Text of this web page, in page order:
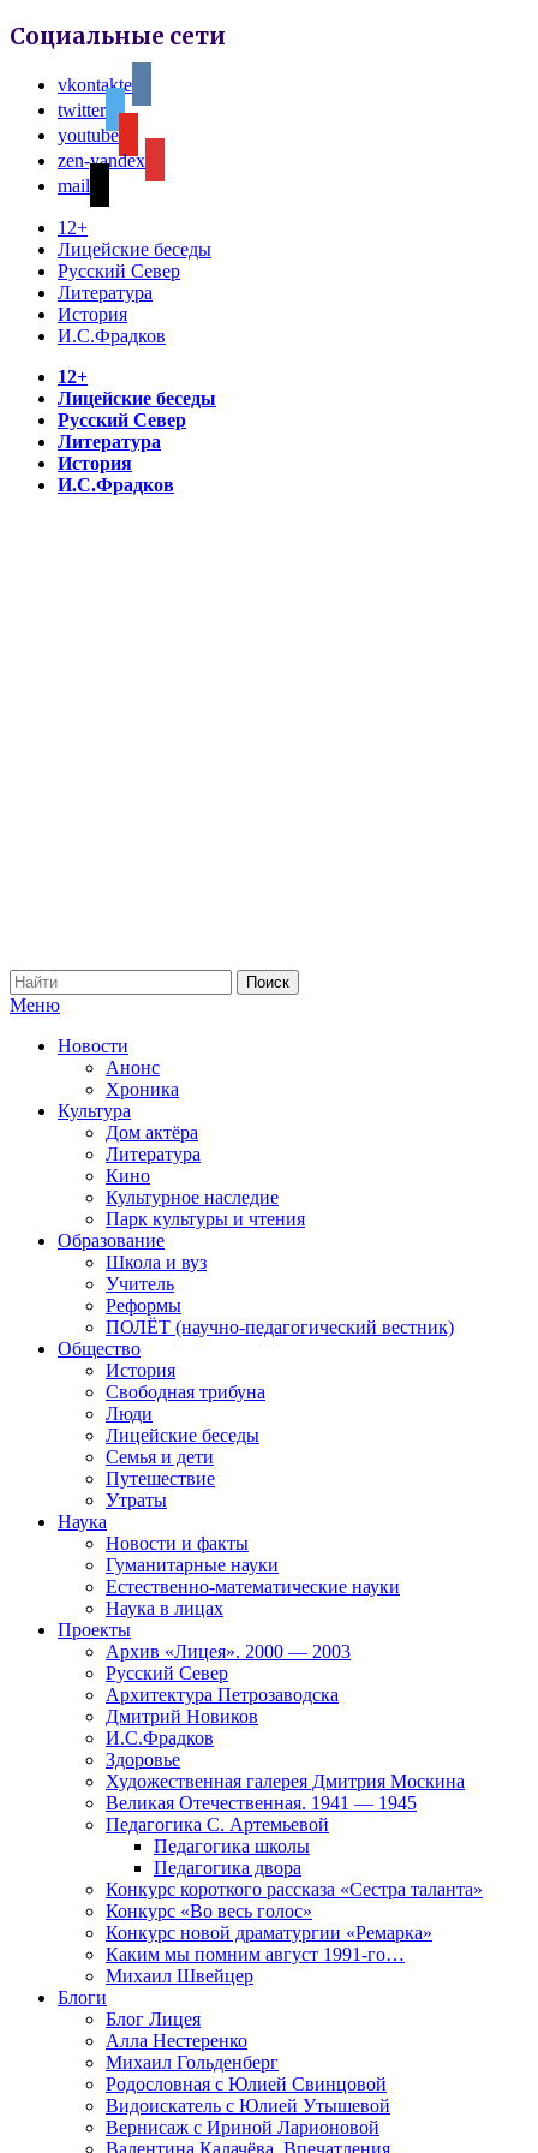
Социальные сети
vkontakte
twitter
youtube
zen-yandex
mail
12+
Лицейские беседы
Русский Север
Литература
История
И.С.Фрадков
12+
Лицейские беседы
Русский Север
Литература
История
И.С.Фрадков
Меню
Новости
Анонс
Хроника
Культура
Дом актёра
Литература
Кино
Культурное наследие
Парк культуры и чтения
Образование
Школа и вуз
Учитель
Реформы
ПОЛЁТ (научно-педагогический вестник)
Общество
История
Свободная трибуна
Люди
Лицейские беседы
Семья и дети
Путешествие
Утраты
Наука
Новости и факты
Гуманитарные науки
Естественно-математические науки
Наука в лицах
Проекты
Архив «Лицея». 2000 — 2003
Русский Север
Архитектура Петрозаводска
Дмитрий Новиков
И.С.Фрадков
Здоровье
Художественная галерея Дмитрия Москина
Великая Отечественная. 1941 — 1945
Педагогика С. Артемьевой
Педагогика школы
Педагогика двора
Конкурс короткого рассказа «Сестра таланта»
Конкурс «Во весь голос»
Конкурс новой драматургии «Ремарка»
Каким мы помним август 1991-го…
Михаил Швейцер
Блоги
Блог Лицея
Алла Нестеренко
Михаил Гольденберг
Родословная с Юлией Свинцовой
Видоискатель с Юлией Утышевой
Вернисаж с Ириной Ларионовой